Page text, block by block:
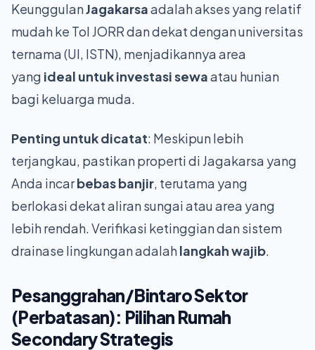
KeunggulanJagakarsaadalah akses yang relatif
mudah ke Tol JORR dan dekat dengan universitas
ternama (UI, ISTN), menjadikannya area
yang ideal untuk investasi sewaatau hunian
bagi keluarga muda.
Penting untuk dicatat: Meskipun lebih
terjangkau, pastikan properti di Jagakarsa yang
Anda incarbebas banjir, terutama yang
berlokasi dekat aliran sungai atau area yang
lebih rendah. Verifikasi ketinggian dan sistem
drainase lingkungan adalahlangkah wajib.
Pesanggrahan/Bintaro Sektor
(Perbatasan): Pilihan Rumah
SecondaryStrategis